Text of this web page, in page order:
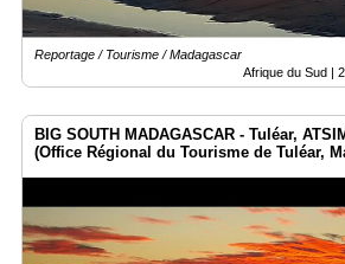
Reportage / Tourisme / Madagascar
Afrique du Sud |
BIG SOUTH MADAGASCAR - Tuléar,
(Office Régional du Tourisme de Tuléar,